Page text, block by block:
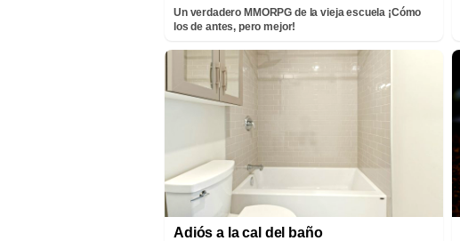
Un verdadero MMORPG de la vieja escuela ¡Cómo
los de antes, pero mejor!
Adiós a la cal del baño